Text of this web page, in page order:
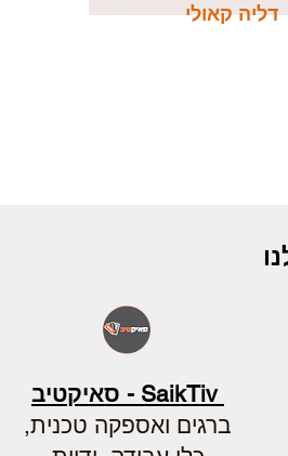
דליה קאולי
SaikTiv - סאיקטיב
ברגים ואספקה טכנית,